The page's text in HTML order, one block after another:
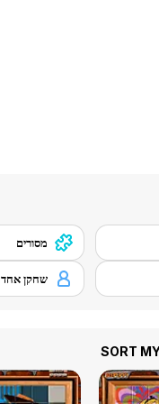
מסורים
שחקן אחד